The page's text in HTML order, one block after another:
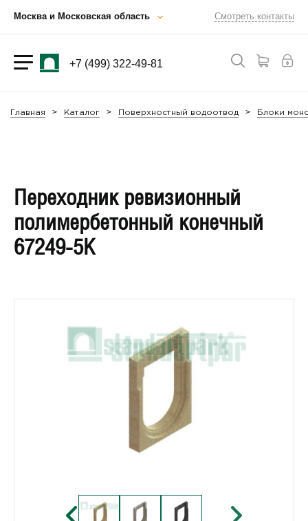
Москва и Московская область Смотреть контакты
+7 (499) 322-49-81
Главная Каталог Поверхностный водоотвод Блоки
Переходник ревизионный
полимербетонный конечный
67249-5К